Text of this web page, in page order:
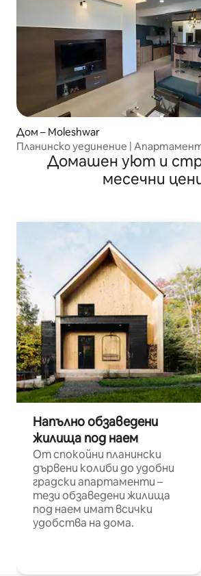
Дом – Moleshwar
Планинско уединение | Апартамент
всекидневна с тревна площ 04
Домашен уют и
месечни
Напълно обзаведени
жилища под наем
От спокойни планински
дървени колиби до удобни
градски апартаменти –
тези обзаведени жилища
под наем имат всички
удобства на дома.